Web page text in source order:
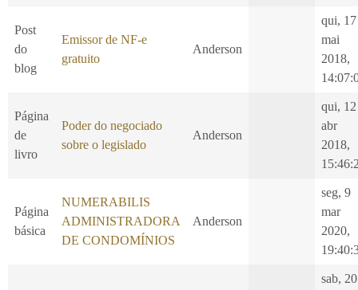
Post
do
blog
Emissor de NF-e
gratuito
Anderson
qui, 17
mai
2018,
Página
de
livro
Poder do negociado
sobre o legislado
Anderson
qui, 12
abr
2018,
Página
básica
NUMERABILIS
ADMINISTRADORA
DE CONDOMÍNIOS
Anderson
seg, 9
mar
2020,
sab, 20